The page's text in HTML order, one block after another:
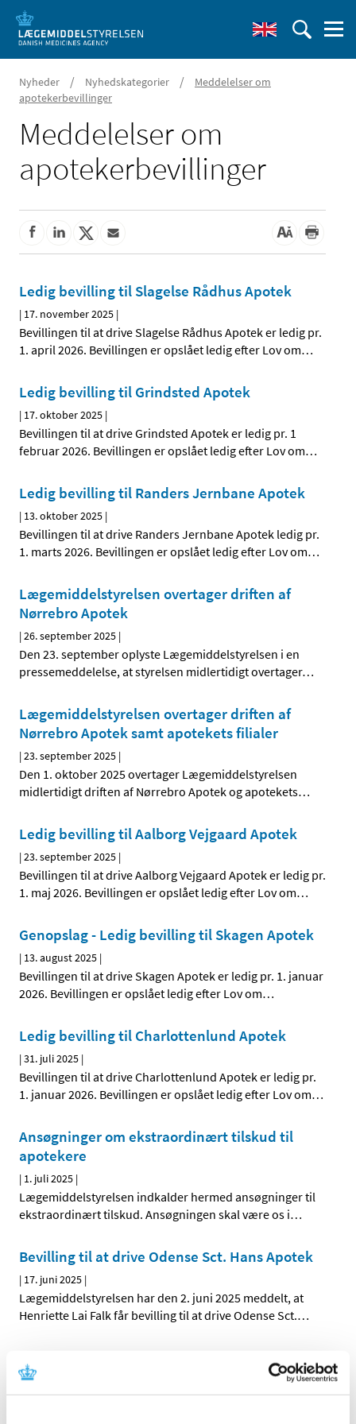
Nyheder / Nyhedskategorier /
Meddelelser om
apotekerbevillinger
Meddelelser om
apotekerbevillinger
Ledig bevilling til Slagelse Rådhus Apotek
| 17. november 2025 |
Bevillingen til at drive Slagelse Rådhus Apotek er ledig pr.
1. april 2026. Bevillingen er opslået ledig efter Lov om…
Ledig bevilling til Grindsted Apotek
| 17. oktober 2025 |
Bevillingen til at drive Grindsted Apotek er ledig pr. 1
februar 2026. Bevillingen er opslået ledig efter Lov om…
Ledig bevilling til Randers Jernbane Apotek
| 13. oktober 2025 |
Bevillingen til at drive Randers Jernbane Apotek ledig pr.
1. marts 2026. Bevillingen er opslået ledig efter Lov om…
Lægemiddelstyrelsen overtager driften af
Nørrebro Apotek
|26. september 2025 |
Den 23. september oplyste Lægemiddelstyrelsen i en
pressemeddelelse, at styrelsen midlertidigt overtager…
Lægemiddelstyrelsen overtager driften af
Nørrebro Apotek samt apotekets filialer
|23. september 2025 |
Den 1. oktober 2025 overtager Lægemiddelstyrelsen
midlertidigt driften af Nørrebro Apotek og apotekets…
Ledig bevilling til Aalborg Vejgaard Apotek
|23. september 2025 |
Bevillingen til at drive Aalborg Vejgaard Apotek er ledig pr.
1. maj 2026. Bevillingen er opslået ledig efter Lov om…
Genopslag - Ledig bevilling til Skagen Apotek
| 13. august 2025 |
Bevillingen til at drive Skagen Apotek er ledig pr. 1. januar
2026. Bevillingen er opslået ledig efter Lov om…
Ledig bevilling til Charlottenlund Apotek
|31. juli 2025 |
Bevillingen til at drive Charlottenlund Apotek er ledig pr.
1. januar 2026. Bevillingen er opslået ledig efter Lov om…
Ansøgninger om ekstraordinært tilskud til
apotekere
| 1. juli 2025 |
Lægemiddelstyrelsen indkalder hermed ansøgninger til
ekstraordinært tilskud. Ansøgningen skal være os i…
Bevilling til at drive Odense Sct. Hans Apotek
| 17. juni 2025 |
Lægemiddelstyrelsen har den 2. juni 2025 meddelt, at
Henriette Lai Falk får bevilling til at drive Odense Sct.…
|17. juni 2025
Lægemiddelstyrelsen har den 28. maj 2025 meddelt, at